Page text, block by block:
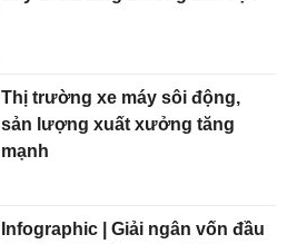
Thị trường xe máy sôi động,
sản lượng xuất xưởng tăng
mạnh
Infographic | Giải ngân vốn đầu